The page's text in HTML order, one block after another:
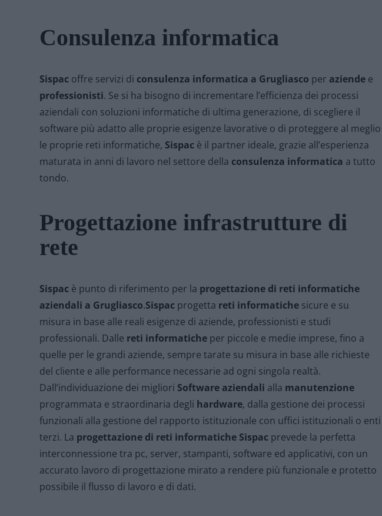
Consulenza informatica
Sispac offre servizi di consulenza informatica a Grugliasco per aziende e
professionisti. Se si ha bisogno di incrementare l’efficienza dei processi
aziendali con soluzioni informatiche di ultima generazione, di scegliere il
software più adatto alle proprie esigenze lavorative o di proteggere al meglio
le proprie reti informatiche, Sispac è il partner ideale, grazie all’esperienza
maturata in anni di lavoro nel settore della consulenza informatica a tutto
tondo.
Progettazione infrastrutture di
rete
Sispac è punto di riferimento per la progettazione di reti informatiche
aziendali a Grugliasco.Sispac progetta reti informatiche sicure e su
misura in base alle reali esigenze di aziende, professionisti e studi
professionali. Dalle reti informatiche per piccole e medie imprese, fino a
quelle per le grandi aziende, sempre tarate su misura in base alle richieste
del cliente e alle performance necessarie ad ogni singola realtà.
Dall’individuazione dei migliori Software aziendali alla manutenzione
programmata e straordinaria degli hardware, dalla gestione dei processi
funzionali alla gestione del rapporto istituzionale con uffici istituzionali o enti
terzi. La progettazione di reti informatiche Sispac prevede la perfetta
interconnessione tra pc, server, stampanti, software ed applicativi, con un
accurato lavoro di progettazione mirato a rendere più funzionale e protetto
possibile il flusso di lavoro e di dati.